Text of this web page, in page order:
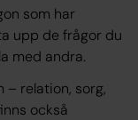
som har
upp de frågor du
med andra.
– relation, sorg,
också